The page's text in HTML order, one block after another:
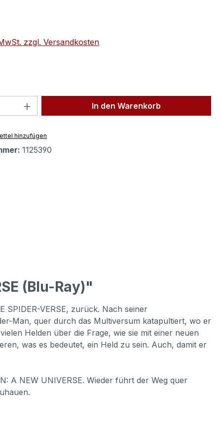
zzgl. Versandkosten
Anzahl: Gib den gewünschten Wert
In den Warenkorb
hinzufügen
1125390
(Blu-Ray)"
SPIDER-VERSE, zurück. Nach seiner
Man, quer durch das Multiversum katapultiert, wo er
Helden über die Frage, wie sie mit einer neuen
was es bedeutet, ein Held zu sein. Auch, damit er
A NEW UNIVERSE. Wieder führt der Weg quer